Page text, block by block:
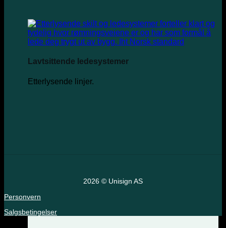
Lavtsittende ledesystemer
Etterlysende linjer.
2026 © Unisign AS
Personvern
Salgsbetingelser